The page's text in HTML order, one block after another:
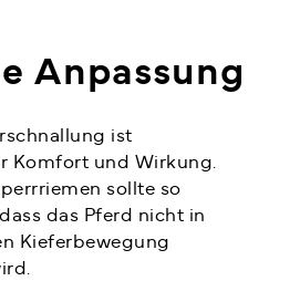
Anpassung
ist
Komfort und Wirkung.
sollte so
das Pferd nicht in
Kieferbewegung